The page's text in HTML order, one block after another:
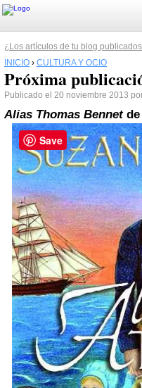
¿Los artículos de tu blog
INICIO › CULTURA Y OCIO
Próxima
Publicado el 20 noviembre 2013
Alias Thomas Bennetde
Save